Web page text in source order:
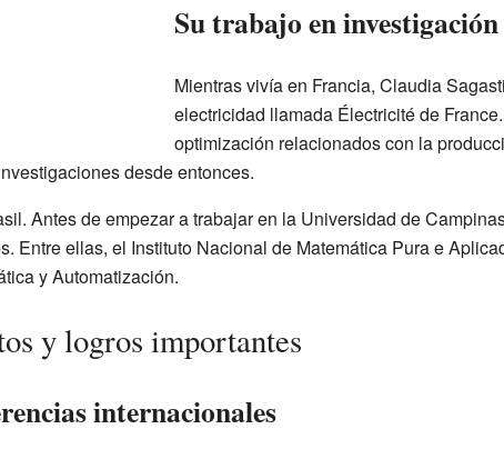
Su trabajo en investigación
Mientras vivía en Francia, Claudia
electricidad llamada Électricité de
optimización relacionados con la
desde entonces.
Antes de empezar a trabajar en la Universidad de
Entre ellas, el Instituto Nacional de Matemática Pura e
y Automatización.
y logros importantes
internacionales